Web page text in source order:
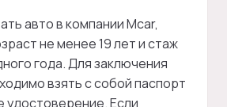
авто в компании Mcar,
не менее 19 лет и стаж
года. Для заключения
взять с собой паспорт
удостоверение. Если